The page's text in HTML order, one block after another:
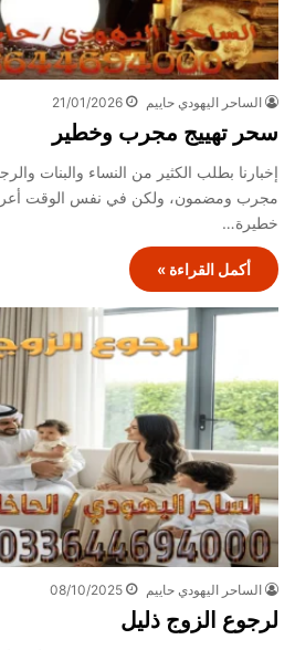
الساحر اليهودي حاييم 21/01/2026
سحر تهييج مجرب وخطير
إخبارنا بطلب الكثير من النساء والبنات
مجرب ومضمون، ولكن في نفس الوقت
خطيرة…
أكمل القراءة »
الساحر اليهودي حاييم 08/10/2025
لرجوع الزوج ذليل